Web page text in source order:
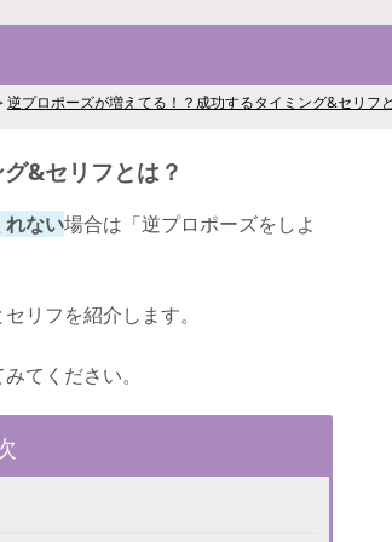
逆プロポーズが増えてる！？成功するタイミング&セリフ
&セリフとは？
れない場合は「逆プロポーズをしよ
リフを紹介します。
てください。